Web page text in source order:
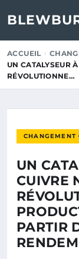
ACCUEIL
UN CATALYSEUR
RÉVOLUTIONNE…
CHANGEMENT
UN
CUIVRE
PARTIR